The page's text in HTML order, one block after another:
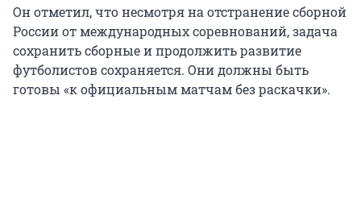
Он отметил, что несмотря на отстранение сборной
России от международных соревнований, задача
сохранить сборные и продолжить развитие
футболистов сохраняется. Они должны быть
готовы «к официальным матчам без раскачки».